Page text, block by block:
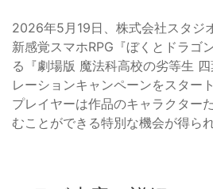
2026年5月19日、株式会社スタジ
新感覚スマホRPG『ぼくとドラゴ
る『劇場版 魔法科高校の劣等生
レーションキャンペーンをスター
プレイヤーは作品のキャラクター
むことができる特別な機会が得られ